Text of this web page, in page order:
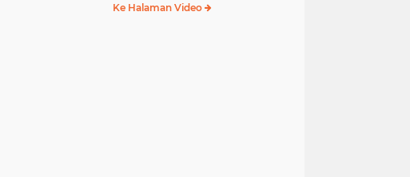
Ke Halaman Video